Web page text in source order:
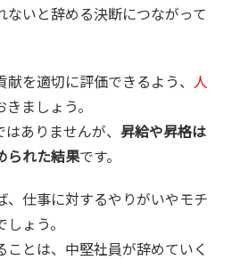
ないと辞める決断につながって
を適切に評価できるよう、 人
きましょう。
ありませんが、 昇給や昇格は
られた結果です。
、仕事に対するやりがいやモチ
ょう。
ことは、中堅社員が辞めていく